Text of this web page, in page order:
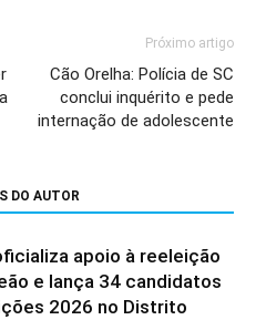
Próximo artigo
Cão Orelha: Polícia de SC
conclui inquérito e pede
internação de adolescente
DO AUTOR
apoio à reeleição
e lança 34 candidatos
2026 no Distrito